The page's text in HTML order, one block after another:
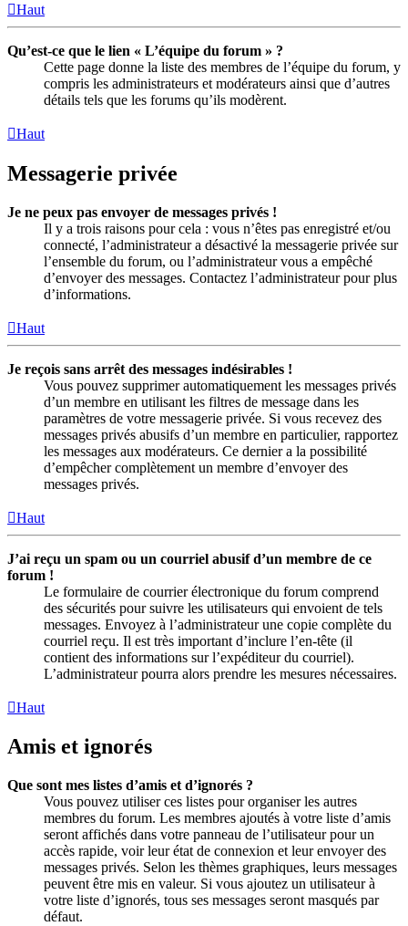
Haut
Qu’est-ce que le lien « L’équipe du forum » ?
Cette page donne la liste des membres de l’équipe du forum, y
compris les administrateurs et modérateurs ainsi que d’autres
détails tels que les forums qu’ils modèrent.
Haut
Messagerie privée
Je ne peux pas envoyer de messages privés !
Il y a trois raisons pour cela : vous n’êtes pas enregistré et/ou
connecté, l’administrateur a désactivé la messagerie privée sur
l’ensemble du forum, ou l’administrateur vous a empêché
d’envoyer des messages. Contactez l’administrateur pour plus
d’informations.
Haut
Je reçois sans arrêt des messages indésirables !
Vous pouvez supprimer automatiquement les messages privés
d’un membre en utilisant les filtres de message dans les
paramètres de votre messagerie privée. Si vous recevez des
messages privés abusifs d’un membre en particulier, rapportez
les messages aux modérateurs. Ce dernier a la possibilité
d’empêcher complètement un membre d’envoyer des
messages privés.
Haut
J’ai reçu un spam ou un courriel abusif d’un membre de ce
forum !
Le formulaire de courrier électronique du forum comprend
des sécurités pour suivre les utilisateurs qui envoient de tels
messages. Envoyez à l’administrateur une copie complète du
courriel reçu. Il est très important d’inclure l’en-tête (il
contient des informations sur l’expéditeur du courriel).
L’administrateur pourra alors prendre les mesures nécessaires.
Haut
Amis et ignorés
Que sont mes listes d’amis et d’ignorés ?
Vous pouvez utiliser ces listes pour organiser les autres
membres du forum. Les membres ajoutés à votre liste d’amis
seront affichés dans votre panneau de l’utilisateur pour un
accès rapide, voir leur état de connexion et leur envoyer des
messages privés. Selon les thèmes graphiques, leurs messages
peuvent être mis en valeur. Si vous ajoutez un utilisateur à
votre liste d’ignorés, tous ses messages seront masqués par
défaut.